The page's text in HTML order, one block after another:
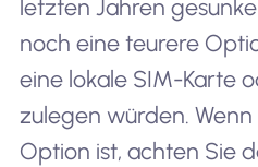
letzten Jahren
noch eine teurere
eine lokale SIM-Karte
zulegen würden.
Option ist, achten Sie